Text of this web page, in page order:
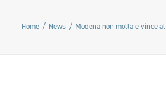
Home News Modena non molla e vince